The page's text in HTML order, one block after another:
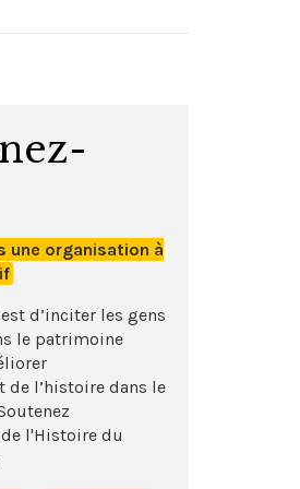
une organisation à
d’inciter les gens
le patrimoine
de l’histoire dans le
l'Histoire du